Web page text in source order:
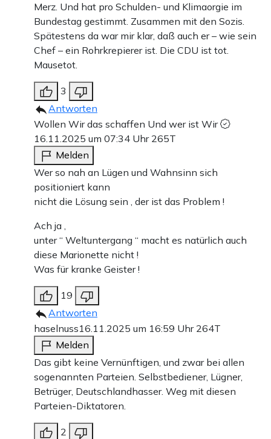
Merz. Und hat pro Schulden- und Klimaorgie im
Bundestag gestimmt. Zusammen mit den Sozis.
Spätestens da war mir klar, daß auch er – wie sein
Chef – ein Rohrkrepierer ist. Die CDU ist tot.
Mausetot.
3
Antworten
Wollen Wir das schaffen Und wer ist Wir
16.11.2025 um 07:34 Uhr 265T
Melden
Wer so nah an Lügen und Wahnsinn sich
positioniert kann
nicht die Lösung sein , der ist das Problem !
Ach ja ,
unter “ Weltuntergang “ macht es natürlich auch
diese Marionette nicht !
Was für kranke Geister !
19
Antworten
haselnuss16.11.2025 um 16:59 Uhr 264T
Melden
Das gibt keine Vernünftigen, und zwar bei allen
sogenannten Parteien. Selbstbediener, Lügner,
Betrüger, Deutschlandhasser. Weg mit diesen
Parteien-Diktatoren.
2